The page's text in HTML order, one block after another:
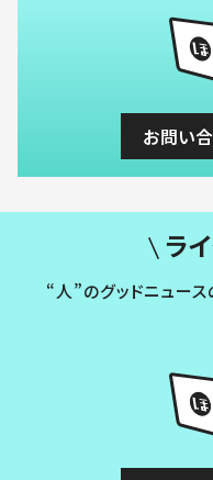
お問い
ラ
“人”のグッドニュー